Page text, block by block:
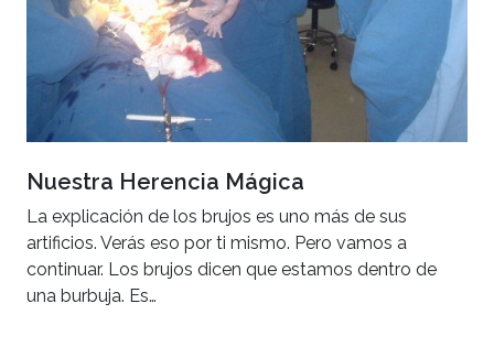
Nuestra Herencia Mágica
La explicación de los brujos es uno más de sus
artificios. Verás eso por ti mismo. Pero vamos a
continuar. Los brujos dicen que estamos dentro de
una burbuja. Es…